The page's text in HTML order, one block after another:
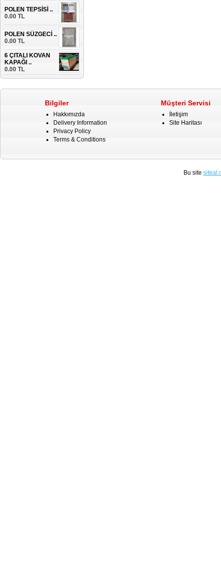
POLEN TEPSİSİ ..
0.00 TL
POLEN SÜZGECİ ..
0.00 TL
6 ÇITALI KOVAN
KAPAĞI ..
0.00 TL
Bilgiler
Hakkımızda
Delivery Information
Privacy Policy
Terms & Conditions
Müşteri Servisi
İletişim
Site Haritası
Bu site